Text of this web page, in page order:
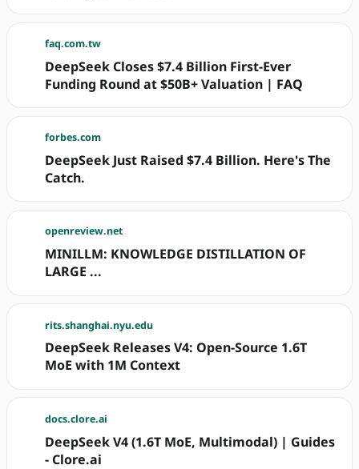
faq.com.tw
DeepSeek Closes $7.4 Billion First-Ever
Funding Round at $50B+ Valuation | FAQ
forbes.com
DeepSeek Just Raised $7.4 Billion. Here's The
Catch.
openreview.net
MINILLM: KNOWLEDGE DISTILLATION OF
LARGE ...
rits.shanghai.nyu.edu
DeepSeek Releases V4: Open-Source 1.6T
MoE with 1M Context
docs.clore.ai
DeepSeek V4 (1.6T MoE, Multimodal) | Guides
- Clore.ai